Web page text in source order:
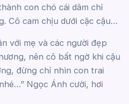
con chó cái dâm chỉ
Cô cam chịu dưới cặc cậu…
với mẹ và các người đẹp
nên cô bất ngờ khi cậu
đừng chỉ nhìn con trai
Ngọc Ánh cười, hơi